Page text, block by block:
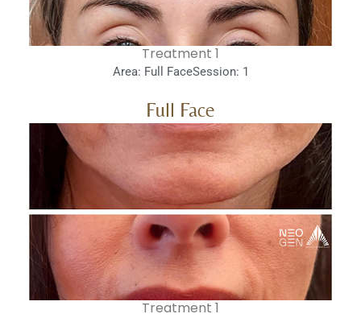
Area: Full Face